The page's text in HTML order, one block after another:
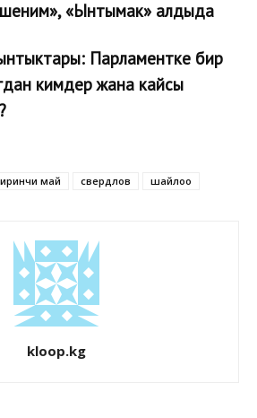
«Ынтымак» алдыда
Парламентке бир
кимдер жана кайсы
май свердлов шайлоо
kloop.kg